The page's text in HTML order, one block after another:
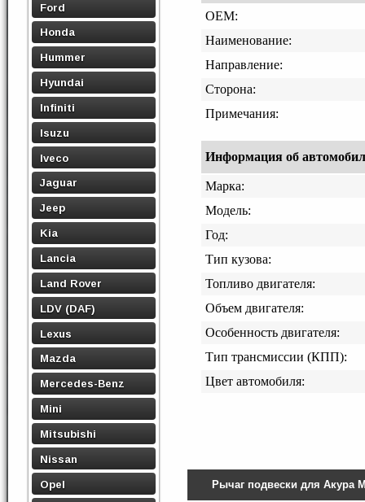
Ford
Honda
Hummer
Hyundai
Infiniti
Isuzu
Iveco
Jaguar
Jeep
Kia
Lancia
Land Rover
LDV (DAF)
Lexus
Mazda
Mercedes-Benz
Mini
Mitsubishi
Nissan
Opel
OEM:
Наименование:
Направление:
Сторона:
Примечания:
Информация об
Марка:
Модель:
Год:
Тип кузова:
Топливо двигателя:
Объем двигателя:
Особенность двигателя:
Тип трансмиссии (КПП):
Цвет автомобиля:
Рычаг подвески для Акура